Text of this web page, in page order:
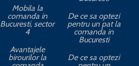
Mobila la
comanda in
Bucuresti, sector
4
Avantajele
birourilor la
De ce sa optezi
pentru un pat la
comanda in
Bucuresti
De ce sa optezi